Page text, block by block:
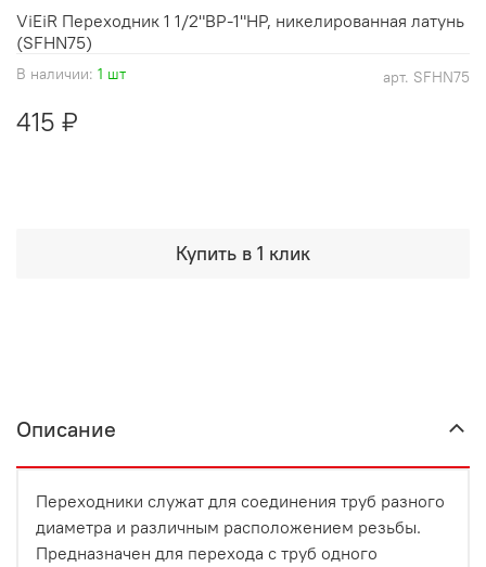
арт. SFHN75
В наличии: 1 шт
415 ₽
Купить в 1 клик
ViEiR Переходник 1 1/2"ВР-1"НР, никелированная латунь
(SFHN75)
Описание
Переходники служат для соединения труб разного
диаметра и различным расположением резьбы.
Предназначен для перехода с труб одного